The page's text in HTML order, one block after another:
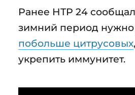
Ранее НТР 24
зимний период нужно
побольше цитрусовых
укрепить иммунитет.